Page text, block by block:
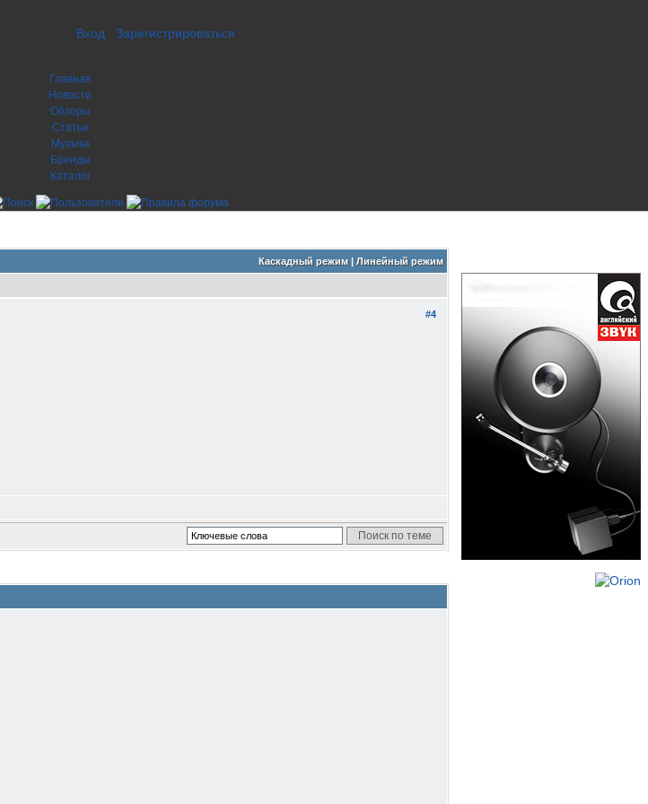
Вход Зарегистрироваться
Главная
Новости
Обзоры
Статьи
Музыка
Бренды
Каталог
Каскадный режим| Линейный режим
#4